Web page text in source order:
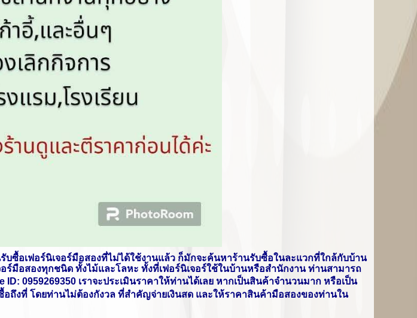
บซื้อเฟอร์นิเจอร์มือสองที่ไม่ได้ใช้งานแล้ว ก็มักจะค้นหาร้านรับซื้อในละแวกที่ใกล้กับบ้าน
ร์มือสองทุกชนิด ทั้งไม้และโลหะ ทั้งที่เฟอร์นิเจอร์ใช้ในบ้านหรือสำนักงาน ท่านสามารถ
ID: 0959269350 เราจะประเมินราคาให้ท่านได้เลย หากเป็นสินค้าจำนวนมาก หรือเป็น
ถึงที่ โดยท่านไม่ต้องกังวล ที่สำคัญจ่ายเงินสด และให้ราคาสินค้ามือสองของท่านใน